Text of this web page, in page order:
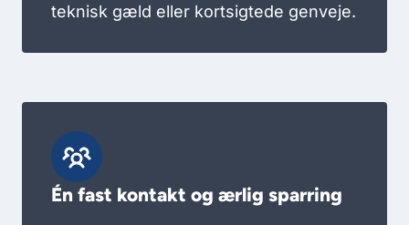
teknisk gæld eller kortsigtede genveje.
Én fast kontakt og ærlig sparring